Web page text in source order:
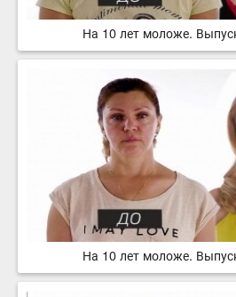
На 10 лет моложе.
На 10 лет моложе.